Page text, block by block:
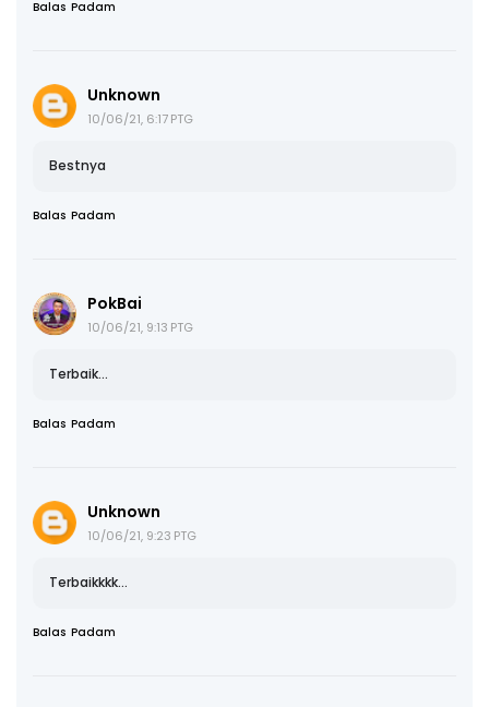
Balas Padam
Unknown
10/06/21, 6:17 PTG
Bestnya
Balas Padam
PokBai
10/06/21, 9:13 PTG
Terbaik...
Balas Padam
Unknown
10/06/21, 9:23 PTG
Terbaikkkk...
Balas Padam